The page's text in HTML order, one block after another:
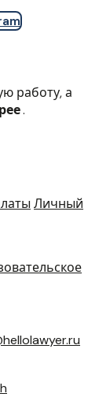
работу, а
.
Личный